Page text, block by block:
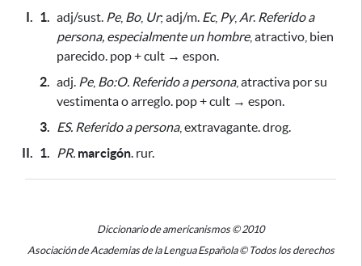
I. 1. adj/sust. Pe, Bo, Ur; adj/m. Ec, Py, Ar. Referido a
persona, especialmente un hombre, atractivo, bien
parecido. pop + cult → espon.
2. adj. Pe, Bo:O. Referido a persona, atractiva por su
vestimenta o arreglo. pop + cult → espon.
3. ES. Referido a persona, extravagante. drog.
II. 1. PR. marcigón. rur.
Diccionario de americanismos © 2010
Asociación de Academias de la Lengua Española © Todos los derechos